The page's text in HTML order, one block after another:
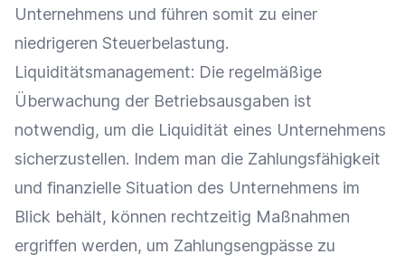
Unternehmens und führen somit zu einer
niedrigeren Steuerbelastung.
Liquiditätsmanagement: Die regelmäßige
Überwachung der Betriebsausgaben ist
notwendig, um die Liquidität eines Unternehmens
sicherzustellen. Indem man die Zahlungsfähigkeit
und finanzielle Situation des Unternehmens im
Blick behält, können rechtzeitig Maßnahmen
ergriffen werden, um Zahlungsengpässe zu